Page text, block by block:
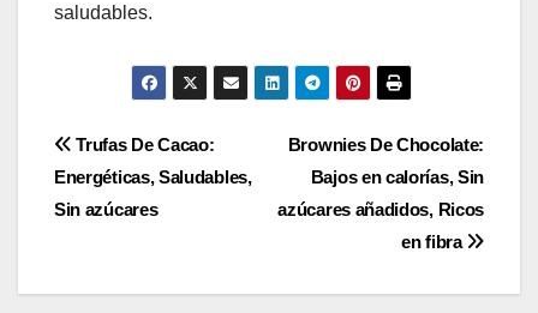
saludables.
Post
navigation
Brownies De Chocolate:
Bajos en calorías, Sin
azúcares añadidos, Ricos
en fibra
Trufas De Cacao:
Energéticas, Saludables,
Sin azúcares